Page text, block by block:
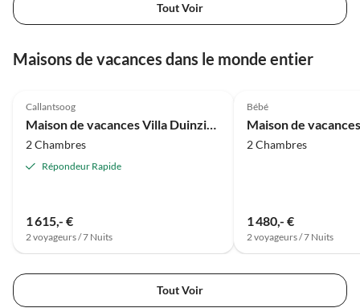
Tout Voir
Maisons de vacances dans le monde entier
Callantsoog
Maison de vacances Villa Duinzicht avec Sauna
2 Chambres
Répondeur Rapide
1 615,- €
2 voyageurs / 7 Nuits
Vacances à la plage
Bébé
2 Chambres
1 480,- €
2 voyageurs / 7 Nuits
Tout Voir